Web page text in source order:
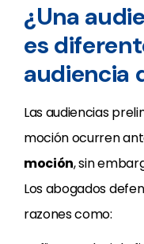
¿Una
es
audiencia
Las audiencias
moción ocurren
moción, sin
Los abogados
razones como: